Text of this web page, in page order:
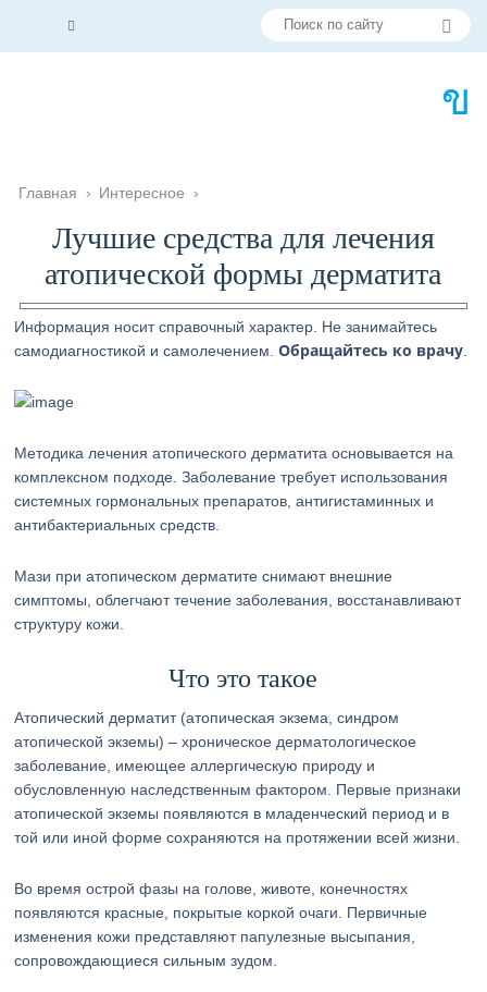
Главная › Интересное ›
Лучшие средства для лечения
атопической формы дерматита
Информация носит справочный характер. Не занимайтесь
самодиагностикой и самолечением.Обращайтесь ко врачу
Методика лечения атопического дерматита основывается на
комплексном подходе. Заболевание требует использования
системных гормональных препаратов, антигистаминных и
антибактериальных средств.
Мази при атопическом дерматите снимают внешние
симптомы, облегчают течение заболевания, восстанавливают
структуру кожи.
Что это такое
Атопический дерматит (атопическая экзема, синдром
атопической экземы) – хроническое дерматологическое
заболевание, имеющее аллергическую природу и
обусловленную наследственным фактором. Первые признаки
атопической экземы появляются в младенческий период и в
той или иной форме сохраняются на протяжении всей жизни.
Во время острой фазы на голове, животе, конечностях
появляются красные, покрытые коркой очаги. Первичные
изменения кожи представляют папулезные высыпания,
сопровождающиеся сильным зудом.